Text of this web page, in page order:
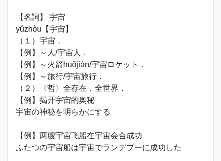
【名詞】 宇宙
yǔzhòu【宇宙】
（１）宇宙．
【例】～人/宇宙人．
【例】～火箭huǒjiàn/宇宙ロケット．
【例】～旅行/宇宙旅行．
（２）〈哲〉全存在．全世界．
【例】揭开宇宙的奥秘
宇宙の神秘を明らかにする
【例】两艘宇宙飞船在宇宙会合成功
ふたつの宇宙船は宇宙でランデブーに成功した